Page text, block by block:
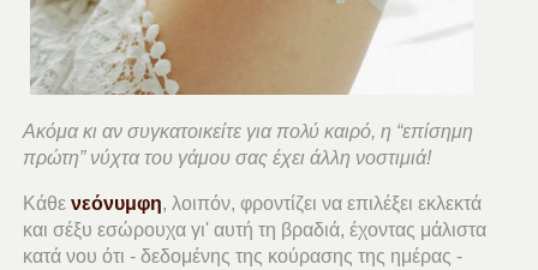
Ακόμα κι αν συγκατοικείτε για πολύ καιρό, η “επίσημη
πρώτη” νύχτα του γάμου σας έχει άλλη νοστιμιά!
Κάθε νεόνυμφη, λοιπόν, φροντίζει να επιλέξει εκλεκτά
και σέξυ εσώρουχα γι' αυτή τη βραδιά, έχοντας μάλιστα
κατά νου ότι - δεδομένης της κούρασης της ημέρας -